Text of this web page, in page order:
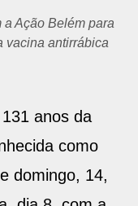
Ação Belém para
vacina antirrábica
anos da
como
domingo, 14,